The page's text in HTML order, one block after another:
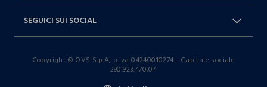
Dichiarazione accessibilità
9-17)
SEGUICI SUI SOCIAL
TikTok
Copyright © OVS S.p.A, p.iva 04240010274 - Capitale sociale
290.923.470,04